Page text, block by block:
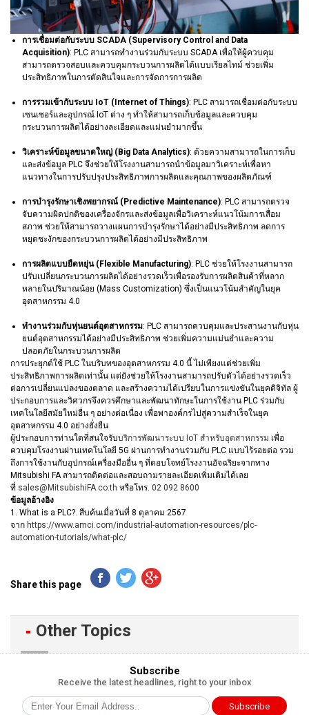
การเชื่อมต่อกับระบบ SCADA (Supervisory Control and Data
Acquisition): PLC สามารถทำงานร่วมกับระบบ SCADA เพื่อให้ผู้ควบคุม
สามารถตรวจสอบและควบคุมกระบวนการผลิตได้แบบเรียลไทม์ ช่วยเพิ่ม
ประสิทธิภาพในการตัดสินใจและการจัดการการผลิต
การรวมเข้ากับระบบ IoT (Internet of Things): PLC สามารถเชื่อมต่อกับระบบ
เซนเซอร์และอุปกรณ์ IoT ต่าง ๆ ทำให้สามารถเก็บข้อมูลและควบคุม
กระบวนการผลิตได้อย่างละเอียดและแม่นยำมากขึ้น
วิเคราะห์ข้อมูลขนาดใหญ่ (Big Data Analytics): ด้วยความสามารถในการเก็บ
และส่งข้อมูล PLC จึงช่วยให้โรงงานสามารถนำข้อมูลมาวิเคราะห์เพื่อหา
แนวทางในการปรับปรุงประสิทธิภาพการผลิตและคุณภาพของผลิตภัณฑ์
การบำรุงรักษาเชิงพยากรณ์ (Predictive Maintenance): PLC สามารถตรวจ
จับความผิดปกติของเครื่องจักรและส่งข้อมูลเพื่อวิเคราะห์แนวโน้มการเสื่อม
สภาพ ช่วยให้สามารถวางแผนการบำรุงรักษาได้อย่างมีประสิทธิภาพ ลดการ
หยุดชะงักของกระบวนการผลิตได้อย่างมีประสิทธิภาพ
การผลิตแบบยืดหยุ่น (Flexible Manufacturing): PLC ช่วยให้โรงงานสามารถ
ปรับเปลี่ยนกระบวนการผลิตได้อย่างรวดเร็วเพื่อรองรับการผลิตสินค้าที่หลาก
หลายในปริมาณน้อย (Mass Customization) ซึ่งเป็นแนวโน้มสำคัญในยุค
อุตสาหกรรม 4.0
ทำงานร่วมกับหุ่นยนต์อุตสาหกรรม: PLC สามารถควบคุมและประสานงานกับหุ่น
ยนต์อุตสาหกรรมได้อย่างมีประสิทธิภาพ ช่วยเพิ่มความแม่นยำและความ
ปลอดภัยในกระบวนการผลิต
การประยุกต์ใช้ PLC ในบริบทของอุตสาหกรรม 4.0 นี้ ไม่เพียงแต่ช่วยเพิ่ม
ประสิทธิภาพการผลิตเท่านั้น แต่ยังช่วยให้โรงงานสามารถปรับตัวได้อย่างรวดเร็ว
ต่อการเปลี่ยนแปลงของตลาด และสร้างความได้เปรียบในการแข่งขันในยุคดิจิทัล ผู้
ประกอบการและวิศวกรจึงควรศึกษาและพัฒนาทักษะในการใช้งาน PLC ร่วมกับ
เทคโนโลยีสมัยใหม่อื่น ๆ อย่างต่อเนื่อง เพื่อพาองค์กรไปสู่ความสำเร็จในยุค
อุตสาหกรรม 4.0 อย่างยั่งยืน
ผู้ประกอบการท่านใดที่สนใจรับบริการพัฒนาระบบ IoT สำหรับอุตสาหกรรม เพื่อ
ควบคุมโรงงานผ่านเทคโนโลยี 5G ผ่านการทำงานร่วมกับ PLC แบบไร้รอยต่อ รวม
ถึงการใช้งานกับอุปกรณ์เครื่องมืออื่น ๆ ที่ตอบโจทย์โรงงานอัจฉริยะจากทาง
Mitsubishi FA สามารถติดต่อและสอบถามรายละเอียดเพิ่มเติมได้เลย
ที่ sales@MitsubishiFA.co.th หรือโทร. 02 092 8600
ข้อมูลอ้างอิง
1. What is a PLC?. สืบค้นเมื่อวันที่ 8 ตุลาคม 2567
จาก https://www.amci.com/industrial-automation-resources/plc-
automation-tutorials/what-plc/
Share this page
Other Topics
Subscribe
Receive the latest headlines, right to your inbox
Subscribe